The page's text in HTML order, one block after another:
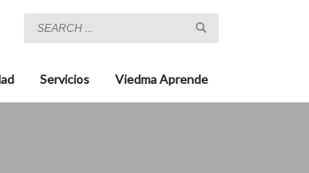
Servicios Viedma Aprende